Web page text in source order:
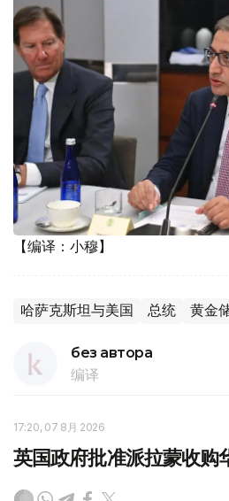
【编译：小穆】
哈萨克斯坦与美国 总统 黄金
без автора
编译
17:20, 07 8月 2026
英国政府批准派拉蒙收购